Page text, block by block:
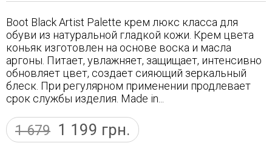
Boot Black Artist Palette крем люкс класса для
обуви из натуральной гладкой кожи. Крем цвета
коньяк изготовлен на основе воска и масла
аргоны. Питает, увлажняет, защищает, интенсивно
обновляет цвет, создает сияющий зеркальный
блеск. При регулярном применении продлевает
срок службы изделия. Made in...
1 679 1 199 грн.